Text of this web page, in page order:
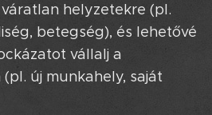
helyzetekre (pl.
betegség), és lehetővé
vállalj a
új munkahely, saját